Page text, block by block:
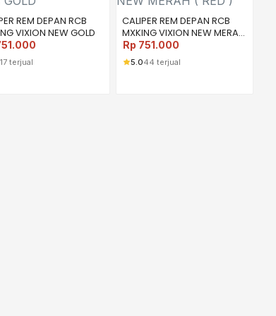
REM DEPAN RCB
VIXION NEW GOLD
17 terjual
CALIPER REM DEPAN RCB
MXKING VIXION NEW MERAH
( RED )
Rp 751.000
5.044 terjual